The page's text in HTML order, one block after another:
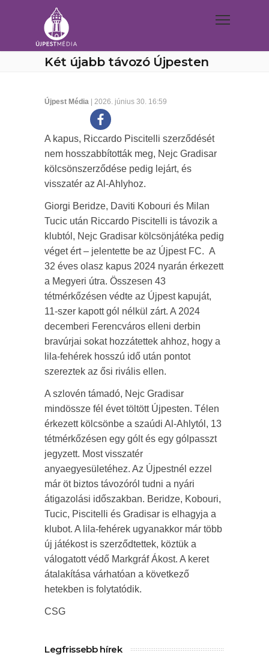
Két újabb távozó Újpesten
Újpest Média | 2026. június 30. 16:59
A kapus, Riccardo Piscitelli szerződését
nem hosszabbították meg, Nejc Gradisar
kölcsönszerződése pedig lejárt, és
visszatér az Al-Ahlyhoz.
Giorgi Beridze, Daviti Kobouri és Milan
Tucic után Riccardo Piscitelli is távozik a
klubtól, Nejc Gradisar kölcsönjátéka pedig
véget ért – jelentette be az Újpest FC. A
32 éves olasz kapus 2024 nyarán érkezett
a Megyeri útra. Összesen 43
tétmérkőzésen védte az Újpest kapuját,
11-szer kapott gól nélkül zárt. A 2024
decemberi Ferencváros elleni derbin
bravúrjai sokat hozzátettek ahhoz, hogy a
lila-fehérek hosszú idő után pontot
szereztek az ősi rivális ellen.
A szlovén támadó, Nejc Gradisar
mindössze fél évet töltött Újpesten. Télen
érkezett kölcsönbe a szaúdi Al-Ahlytól, 13
tétmérkőzésen egy gólt és egy gólpasszt
jegyzett. Most visszatér
anyaegyesületéhez. Az Újpestnél ezzel
már öt biztos távozóról tudni a nyári
átigazolási időszakban. Beridze, Kobouri,
Tucic, Piscitelli és Gradisar is elhagyja a
klubot. A lila-fehérek ugyanakkor már több
új játékost is szerződtettek, köztük a
válogatott védő Markgráf Ákost. A keret
átalakítása várhatóan a következő
hetekben is folytatódik.
CSG
Legfrissebb hírek